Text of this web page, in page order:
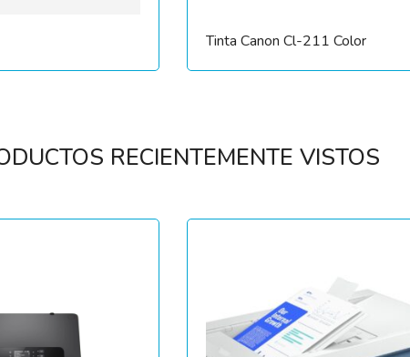
Tinta Canon Cl-211 Color
RECIENTEMENTE VISTOS